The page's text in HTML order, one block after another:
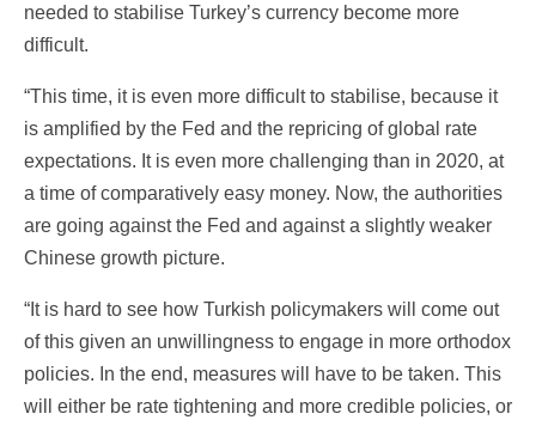
needed to stabilise Turkey’s currency become more
difficult.
“This time, it is even more difficult to stabilise, because it
is amplified by the Fed and the repricing of global rate
expectations. It is even more challenging than in 2020, at
a time of comparatively easy money. Now, the authorities
are going against the Fed and against a slightly weaker
Chinese growth picture.
“It is hard to see how Turkish policymakers will come out
of this given an unwillingness to engage in more orthodox
policies. In the end, measures will have to be taken. This
will either be rate tightening and more credible policies, or